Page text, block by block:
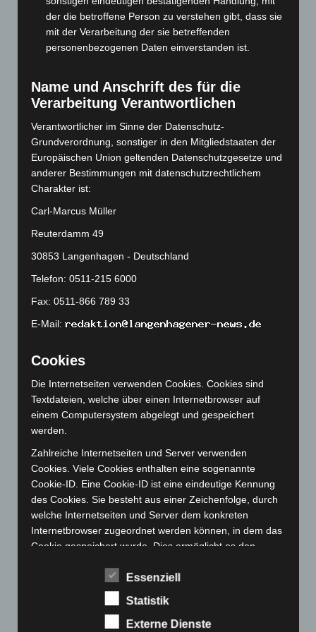
Februar 2024(103)
(111)
November 2023(130)
Oktober 2023(114)
September 2023(133)
August 2023(134)
Juli 2023
(118)
Juni 2023(142)
Mai 2023(139)
April 2023(155)
März 2023(174)
Februar 2023(154)
Januar 2023 (140)
Oktober 2022
September 2022(205)
August 2022(166)
Juli 2022(133)
Mai 2022(177)
April 2022(198)
März 2022(221)
Februar 2022(189)
Januar 2022(190)
(204)
(215)
(171)
der die betroffene Person zu verstehen gibt, dass sie
mit der Verarbeitung der sie betreffenden
personenbezogenen Daten einverstanden ist.
Name und Anschrift des für die
Verarbeitung Verantwortlichen
Verantwortlicher im Sinne der Datenschutz-
Grundverordnung, sonstiger in den Mitgliedstaaten der
Europäischen Union geltenden Datenschutzgesetze und
anderer Bestimmungen mit datenschutzrechtlichem
Charakter ist:
Carl-Marcus Müller
Reuterdamm 49
30853 Langenhagen - Deutschland
Telefon: 0511-215 6000
Fax: 0511-866 789 33
E-Mail:
Cookies
Die Internetseiten verwenden Cookies. Cookies sind
Textdateien, welche über einen Internetbrowser auf
einem Computersystem abgelegt und gespeichert
werden.
Zahlreiche Internetseiten und Server verwenden
Cookies. Viele Cookies enthalten eine sogenannte
Cookie-ID. Eine Cookie-ID ist eine eindeutige Kennung
des Cookies. Sie besteht aus einer Zeichenfolge, durch
welche Internetseiten und Server dem konkreten
Internetbrowser zugeordnet werden können, in dem das
Cookie gespeichert wurde. Dies ermöglicht es den
Browser der betroffenen Person von anderen
Internetbrowsern, die andere Cookies enthalten, zu
unterscheiden. Ein bestimmter Internetbrowser kann
über die eindeutige Cookie-ID wiedererkannt und
Essenziell
Statistik
Externe Dienste